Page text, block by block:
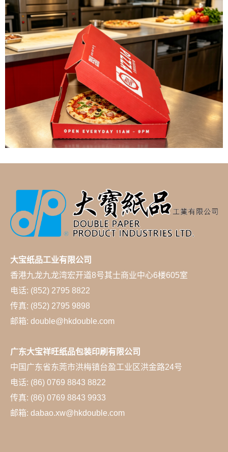
大宝纸品工业有限公司
香港九龙九龙湾宏开道8号其士商业中心6楼605室
电话: (852) 2795 8822
传真: (852) 2795 9898
邮箱: double@hkdouble.com
广东大宝祥旺纸品包装印刷有限公司
中国广东省东莞市洪梅镇台盈工业区洪金路24号
电话: (86) 0769 8843 8822
传真: (86) 0769 8843 9933
邮箱: dabao.xw@hkdouble.com